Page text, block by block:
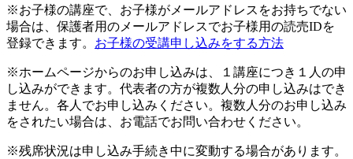
※お子様の講座で、お子様がメールアドレスをお持ちでない
場合は、保護者用のメールアドレスでお子様用の読売IDを
登録できます。 お子様の受講申し込みをする方法
※ホームページからのお申し込みは、１講座につき１人の申
し込みができます。代表者の方が複数人分の申し込みはでき
ません。各人でお申し込みください。複数人分のお申し込み
をされたい場合は、お電話でお問い合わせください。
※残席状況は申し込み手続き中に変動する場合があります。